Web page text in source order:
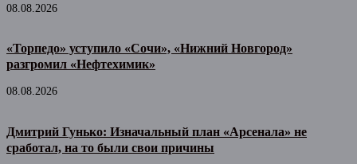
08.08.2026
«Торпедо» уступило «Сочи», «Нижний Новгород»
разгромил «Нефтехимик»
08.08.2026
Дмитрий Гунько: Изначальный план «Арсенала» не
сработал, на то были свои причины